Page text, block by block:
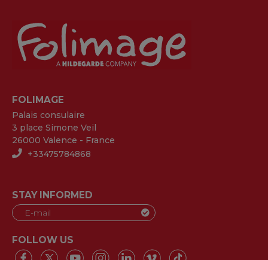
FOLIMAGE
Palais consulaire
3 place Simone Veil
26000 Valence - France
+33475784868
STAY INFORMED
FOLLOW US